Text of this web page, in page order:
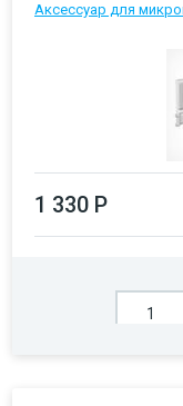
Аксессуар для
1 330 Р